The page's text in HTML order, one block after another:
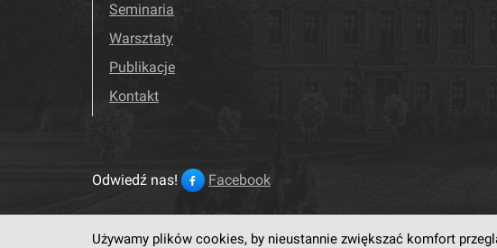
Seminaria
Warsztaty
Publikacje
Kontakt
Odwiedź nas! Facebook
Używamy plików cookies, by nieustannie zwiększać komfort